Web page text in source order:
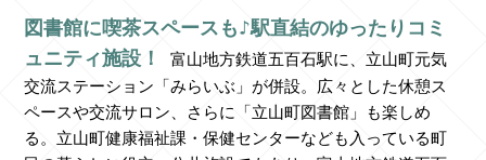
図書館に喫茶スペースも♪駅直結のゆったりコミ
ュニティ施設！
富山地方鉄道五百石駅に、立山町元気
交流ステーション「みらいぶ」が併設。広々とした休憩ス
ペースや交流サロン、さらに「立山町図書館」も楽しめ
る。立山町健康福祉課・保健センターなども入っている町